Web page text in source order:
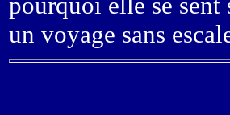
un voyage sans